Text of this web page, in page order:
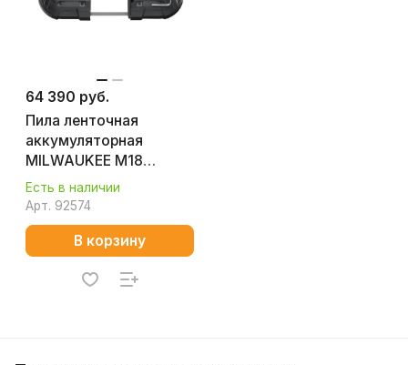
64 390 руб.
Пила ленточная
аккумуляторная
MILWAUKEE M18
CBS125-0 FUEL (без
АКБ и ЗУ) 4933447150
Есть в наличии
Арт. 92574
В корзину